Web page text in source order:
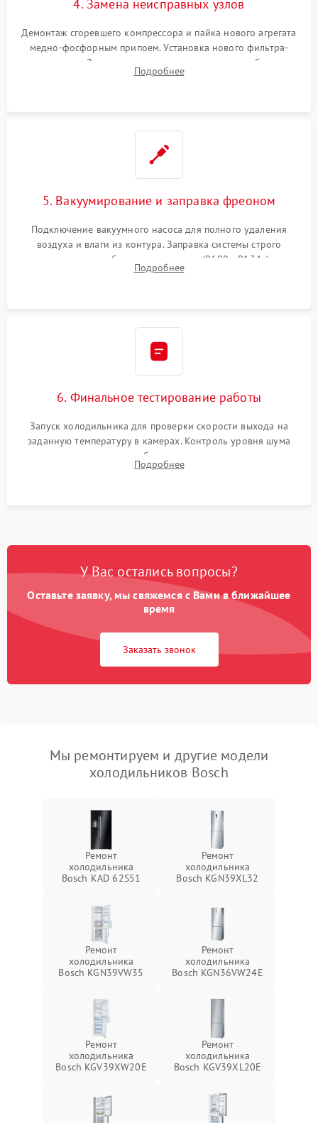
4. Замена неисправных узлов
Демонтаж сгоревшего компрессора и пайка нового агрегата
медно-фосфорным припоем. Установка нового фильтра-
осушителя. Замена изношенных вентиляторов обдува,
сломанных заслонок или поврежденных дверных петель.
Подробнее
5. Вакуумирование и заправка фреоном
Подключение вакуумного насоса для полного удаления
воздуха и влаги из контура. Заправка системы строго
дозированным объемом хладагента (R600a, R134a) по
электронным весам. Контроль рабочего давления в системе.
Подробнее
6. Финальное тестирование работы
Запуск холодильника для проверки скорости выхода на
заданную температуру в камерах. Контроль уровня шума
компрессора, отсутствия обмерзания стенок и корректного
срабатывания системы автоматической оттайки.
Подробнее
У Вас остались вопросы?
Оставьте заявку, мы свяжемся с Вами в ближайшее
время
Заказать звонок
Мы ремонтируем и другие модели
холодильников Bosch
Ремонт
холодильника
Bosch KAD 62S51
Ремонт
холодильника
Bosch KGN39XL32
Ремонт
холодильника
Bosch KGN39VW35
Ремонт
холодильника
Bosch KGN36VW24E
Ремонт
холодильника
Bosch KGV39XW20E
Ремонт
холодильника
Bosch KGV39XL20E